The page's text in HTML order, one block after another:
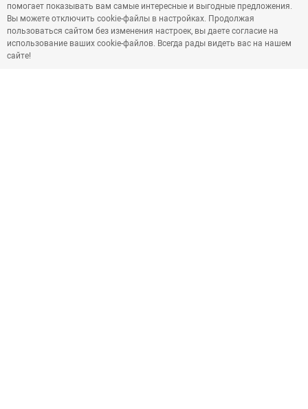
помогает показывать вам самые интересные и выгодные предложения.
Вы можете отключить cookie-файлы в настройках. Продолжая
пользоваться сайтом без изменения настроек, вы даете согласие на
использование ваших cookie-файлов. Всегда рады видеть вас на нашем
сайте!